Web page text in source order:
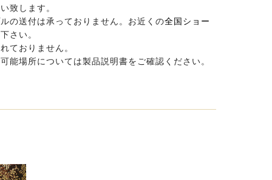
致します。
の送付は承っておりません。お近くの全国ショー
さい。
ておりません。
能場所については製品説明書をご確認ください。